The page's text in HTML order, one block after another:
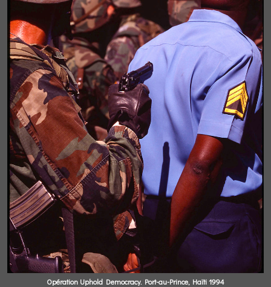
Opération Uphold Democracy. Port-au-Prince, Haïti 1994